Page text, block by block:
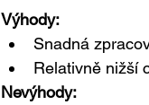
Výhody:
Snadná
Relativně nižší
Nevýhody: